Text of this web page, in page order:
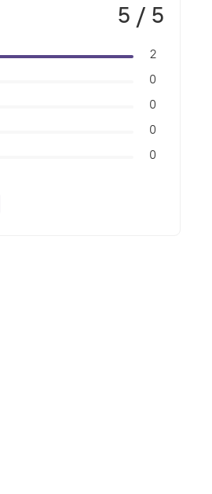
5 / 5
2
0
0
0
0